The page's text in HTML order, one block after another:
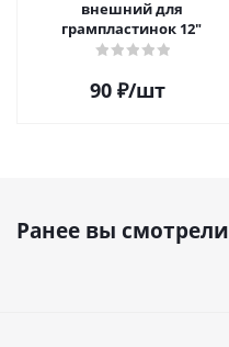
внешний для
грампластинок 12"
90 ₽/шт
Ранее вы смотрели